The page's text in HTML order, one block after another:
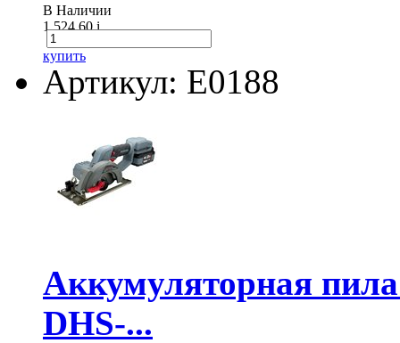
В Наличии
1 524.60i
купить
Артикул: E0188
Аккумуляторная
DHS-...